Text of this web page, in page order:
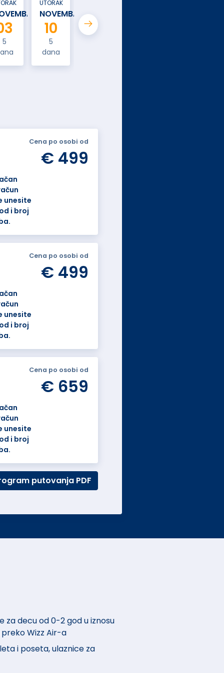
5
UTORAK
NOVEMBAR
10
5
dana
NOVEMBAR
17
Cena po osobi od
€ 499
unesite
i broj
Cena po osobi od
€ 499
unesite
i broj
Cena po osobi od
€ 659
unesite
i broj
putovanja PDF
za decu od 0-2 god u iznosu
Wizz Air-a
i poseta, ulaznice za